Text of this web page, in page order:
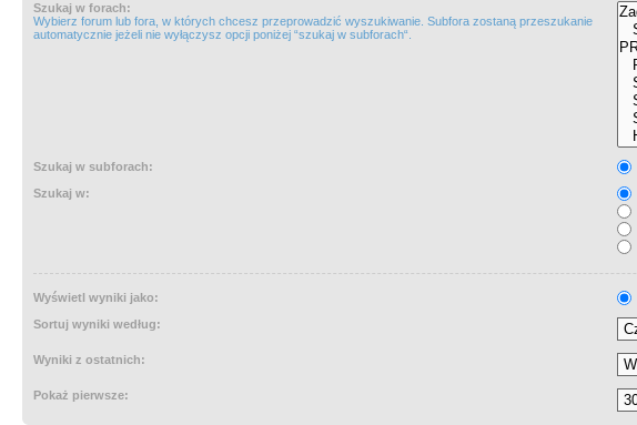
Szukaj w forach:
Wybierz forum lub fora, w których chcesz przeprowadzić wyszukiwanie. Subfora zostaną przeszukanie
automatycznie jeżeli nie wyłączysz opcji poniżej “szukaj w subforach“.
Szukaj w subforach:
Szukaj w:
Wyświetl wyniki jako:
Sortuj wyniki według:
Wyniki z ostatnich:
Pokaż pierwsze: